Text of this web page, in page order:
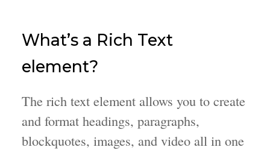
What’s a Rich Text
element?
The rich text element allows you to create
and format headings, paragraphs,
blockquotes, images, and video all in one